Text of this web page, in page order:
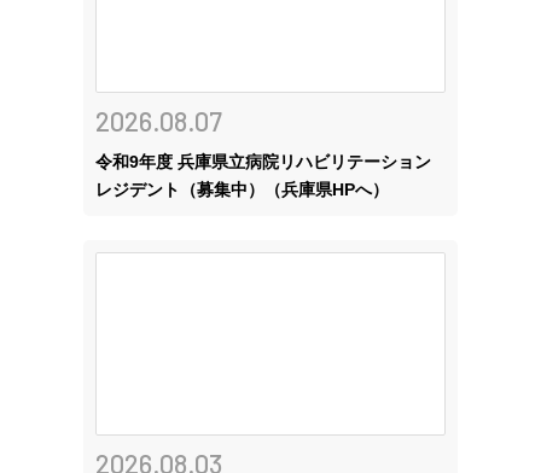
2026.08.07
令和9年度 兵庫県立病院リハビリテーション
レジデント（募集中）（兵庫県HPへ）
2026.08.03